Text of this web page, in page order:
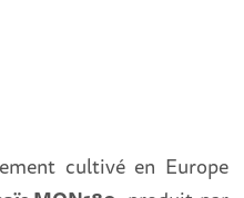
cultivé en Europe